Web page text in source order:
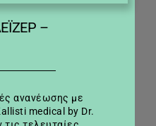
–
ανανέωσης με
medical by Dr.